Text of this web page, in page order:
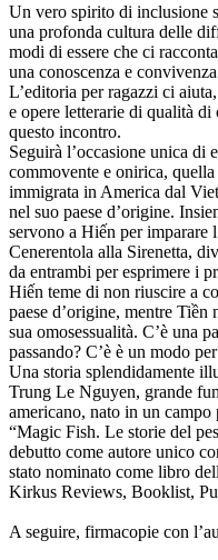
Un vero spirito di inclusione
una profonda cultura delle
modi di essere che ci
una conoscenza e
L’editoria per ragazzi ci
e opere letterarie di qualità
questo incontro.
Seguirà l’occasione unica di
commovente e onirica,
immigrata in America dal
nel suo paese d’origine.
servono a Hiến per imparare
Cenerentola alla Sirenetta,
da entrambi per esprimere i
Hiến teme di non riuscire a
paese d’origine, mentre Tiền
sua omosessualità. C’è una
passando? C’è è un modo
Una storia splendidamente
Trung Le Nguyen, grande
americano, nato in un
“Magic Fish. Le storie del
debutto come autore unico
stato nominato come libro
Kirkus Reviews, Booklist,
A seguire, firmacopie con